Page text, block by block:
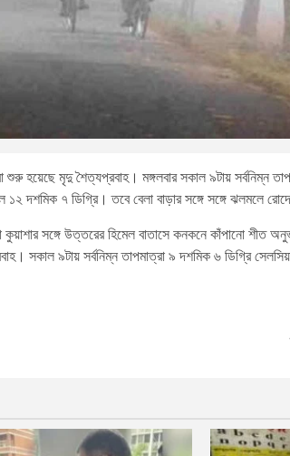
হয়েছে মৃদু শৈত্যপ্রবাহ। মঙ্গলবার সকাল ৯টায় সর্বনিম্ন
দশমিক ৭ ডিগ্রি। তবে বেলা বাড়ার সঙ্গে সঙ্গে ঝলমলে
সঙ্গে উত্তরের হিমেল বাতাসে কনকনে কাঁপানো শীত
সকাল ৯টায় সর্বনিম্ন তাপমাত্রা ৯ দশমিক ৬ ডিগ্রি